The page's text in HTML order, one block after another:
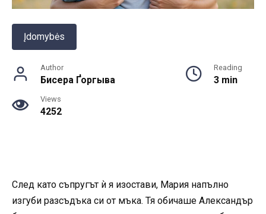
Įdomybės
Author
Бисера Ґоргыва
Reading
3 min
Views
4252
След като съпругът ѝ я изостави, Мария напълно
изгуби разсъдъка си от мъка. Тя обичаше Александър